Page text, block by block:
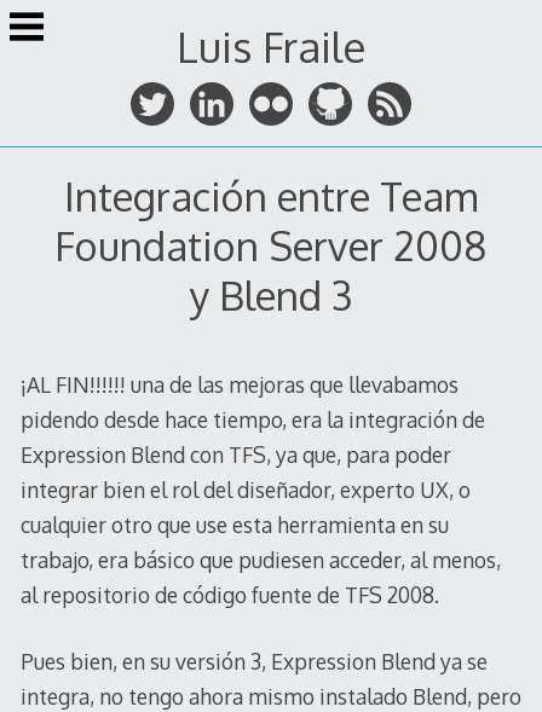
Skip
to
Luis Fraile
Integración entre Team
Foundation Server 2008
y Blend 3
¡AL FIN!!!!!! una de las mejoras que llevabamos
pidendo desde hace tiempo, era la integración de
Expression Blend con TFS, ya que, para poder
integrar bien el rol del diseñador, experto UX, o
cualquier otro que use esta herramienta en su
trabajo, era básico que pudiesen acceder, al menos,
al repositorio de código fuente de TFS 2008.
Pues bien, en su versión 3, Expression Blend ya se
integra, no tengo ahora mismo instalado Blend, pero